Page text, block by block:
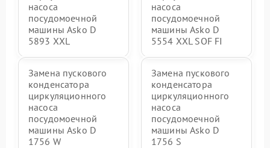
насоса
посудомоечной
машины Asko D
5893 XXL
насоса
посудомоечной
машины Asko D
5554 XXL SOF FI
Замена пускового
конденсатора
циркуляционного
насоса
посудомоечной
машины Asko D
1756 W
Замена пускового
конденсатора
циркуляционного
насоса
посудомоечной
машины Asko D
1756 S